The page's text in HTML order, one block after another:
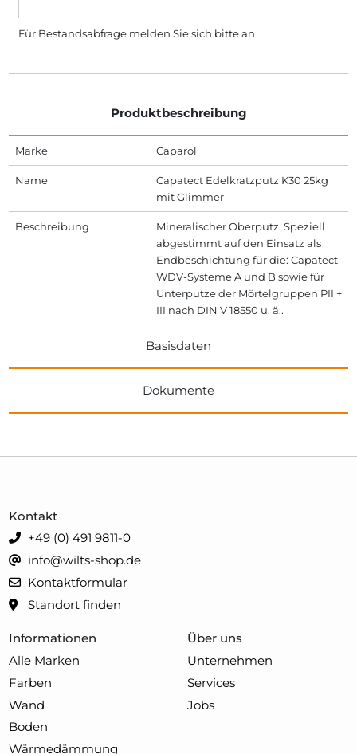
Für Bestandsabfrage melden Sie sich bittean
Produktbeschreibung
Marke Caparol
Name
Capatect Edelkratzputz K30 25kg
mit Glimmer
Beschreibung
Mineralischer Oberputz. Speziell
abge­stimmt auf den Einsatz als
Endbeschich­tung für die: Capatect-
WDV-Systeme A und B sowie für
Unter­putze der Mörtelgruppen PII +
III nach DIN V 18550 u. ä..
Basisdaten
Dokumente
Informationen
Alle Marken
Farben
Wand
Boden
Wärmedämmung
Über uns
Unternehmen
Services
Jobs
Kontakt
+49 (0) 491 9811-0
info@wilts-shop.de
Kontaktformular
Standort finden